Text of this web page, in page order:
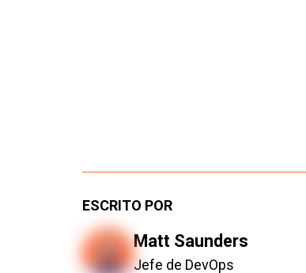
ESCRITO POR
Matt Saunders
Jefe de DevOps